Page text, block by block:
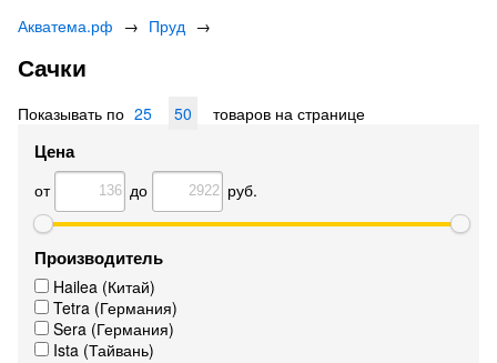
Акватема.рф → Пруд →
Сачки
Показывать по 25 50 товаров на странице
Цена
от до руб.
Производитель
Hailea (Китай)
Tetra (Германия)
Sera (Германия)
Ista (Тайвань)